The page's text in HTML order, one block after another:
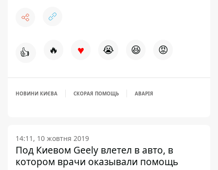
👍 🔥 ♥ 😭 😆 😡
НОВИНИ КИЄВА СКОРАЯ ПОМОЩЬ АВАРІЯ
14:11, 10 жовтня 2019
Под Киевом Geely влетел в авто, в
котором врачи оказывали помощь